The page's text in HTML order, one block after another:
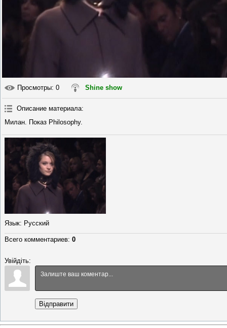
Просмотры: 0 Shine show
Описание материала:
Милан. Показ Philosophy.
Язык: Русский
Всего комментариев: 0
Увійдіть:
Відправити